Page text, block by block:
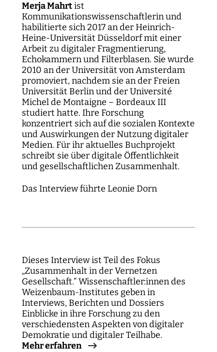
Merja Mahrtist
Kommunikationswissenschaftlerin und
habilitierte sich 2017 an der Heinrich-
Heine-Universität Düsseldorf mit einer
Arbeit zu digitaler Fragmentierung,
Echokammern und Filterblasen. Sie wurde
2010 an der Universität von Amsterdam
promoviert, nachdem sie an der Freien
Universität Berlin und der Université
Michel de Montaigne – Bordeaux III
studiert hatte. Ihre Forschung
konzentriert sich auf die sozialen Kontexte
und Auswirkungen der Nutzung digitaler
Medien. Für ihr aktuelles Buchprojekt
schreibt sie über digitale Öffentlichkeit
und gesellschaftlichen Zusammenhalt.
Das Interview führte Leonie Dorn
Dieses Interview ist Teil des Fokus
„Zusammenhalt in der Vernetzen
Gesellschaft.“ Wissenschaftler:innen des
Weizenbaum-Institutes geben in
Interviews, Berichten und Dossiers
Einblicke in ihre Forschung zu den
verschiedensten Aspekten von digitaler
Demokratie und digitaler Teilhabe.
Mehr erfahren